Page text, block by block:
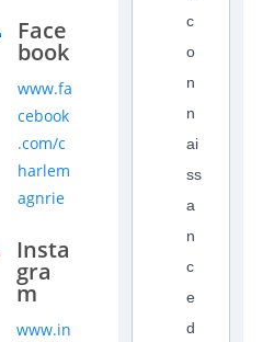
Face
book
www.fa
cebook
.com/c
harlem
agnrie
Insta
gra
m
www.in
c
o
n
n
ai
ss
a
n
c
e
d